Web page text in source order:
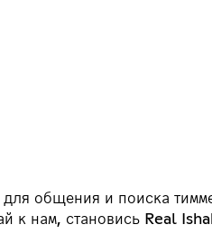
общения и поиска
к нам, становись Real